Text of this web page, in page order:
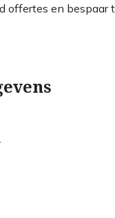
offertes en bespaar